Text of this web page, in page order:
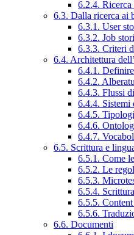
6.2.4.
6.3. Dalla ricerca ai
6.3.1. User
6.3.2. Job
6.3.3. Criteri
6.4. Architettura
6.4.1.
6.4.2.
6.4.3. Flussi
6.4.4. Sistemi
6.4.5.
6.4.6.
6.4.7.
6.5. Scrittura e
6.5.1. Come
6.5.2. Le
6.5.3.
6.5.4.
6.5.5.
6.5.6.
6.6. Documenti